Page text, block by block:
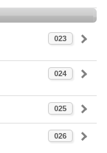
023
024
025
026